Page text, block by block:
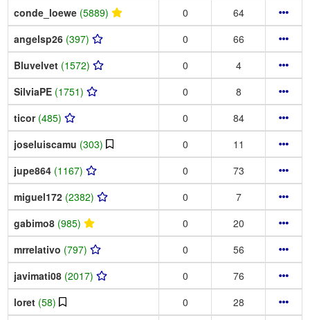
conde_loewe (5889) 0
64
angelsp26 (397) 0
66
Bluvelvet (1572) 0
4
SilviaPE (1751) 0
8
ticor (485) 0
84
joseluiscamu (303) 0
11
jupe864 (1167) 0
73
miguel172 (2382) 0
7
gabimo8 (985) 0
20
mrrelativo (797) 0
56
javimati08 (2017) 0
76
loret (58) 0
28